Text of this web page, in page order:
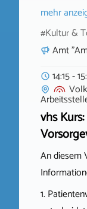
mehr
#Kultur &
Amt
14:15 -
vhs
An diesem
1.